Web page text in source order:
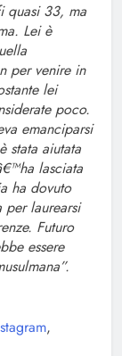
quasi 33, ma
Lei è
per venire in
lei
poco.
emanciparsi
stata aiutata
lasciata
ha dovuto
per laurearsi
Futuro
essere
,